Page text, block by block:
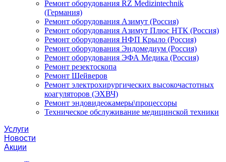
Ремонт оборудования RZ Medizintechnik
(Германия)
Ремонт оборудования Азимут (Россия)
Ремонт оборудования Азимут Плюс НТК (Россия)
Ремонт оборудования НФП Крыло (Россия)
Ремонт оборудования Эндомедиум (Россия)
Ремонт оборудования ЭФА Медика (Россия)
Ремонт резектоскопа
Ремонт Шейверов
Ремонт электрохирургических высокочастотных
коагуляторов (ЭХВЧ)
Ремонт эндовидеокамеры\процессоры
Техническое обслуживание медицинской техники
Услуги
Новости
Акции